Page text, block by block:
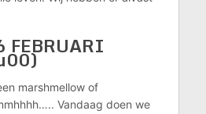
FEBRUARI
marshmellow of
Vandaag doen we